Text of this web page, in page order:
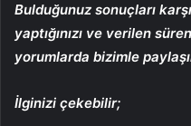
Bulduğunuz sonuçları
yaptığınızı ve verilen
yorumlarda bizimle
İlginizi çekebilir;